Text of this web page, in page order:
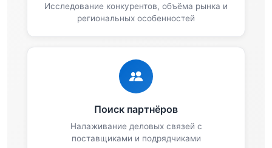
Исследование конкурентов, объёма рынка и
региональных особенностей
Поиск партнёров
Налаживание деловых связей с
поставщиками и подрядчиками